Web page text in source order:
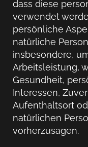
dass diese
verwendet
persönliche
natürliche
insbesondere,
Arbeitsleistung,
Gesundheit,
Interessen,
Aufenthaltsort
natürlichen
vorherzusagen.